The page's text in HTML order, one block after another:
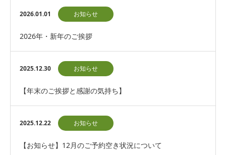
2026.01.01 お知らせ
2026年・新年のご挨拶
2025.12.30 お知らせ
【年末のご挨拶と感謝の気持ち】
2025.12.22 お知らせ
【お知らせ】12月のご予約空き状況について